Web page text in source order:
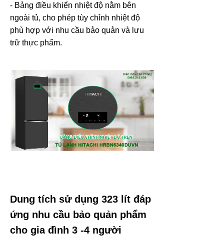
- Bảng điều khiển nhiệt độ nằm bên
ngoài tủ, cho phép tùy chỉnh nhiệt độ
phù hợp với nhu cầu bảo quản và lưu
trữ thực phẩm.
Dung tích sử dụng 323 lít đáp
ứng nhu cầu bảo quản phẩm
cho gia đình 3 -4 người